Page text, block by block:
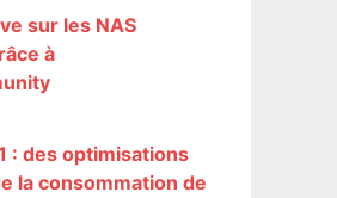
sur les NAS
à
: des optimisations
la consommation de